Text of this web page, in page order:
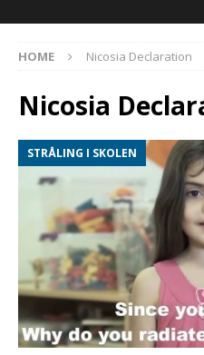
HOME Nicosia Declaration
Nicosia
STRÅLING I SKOLEN